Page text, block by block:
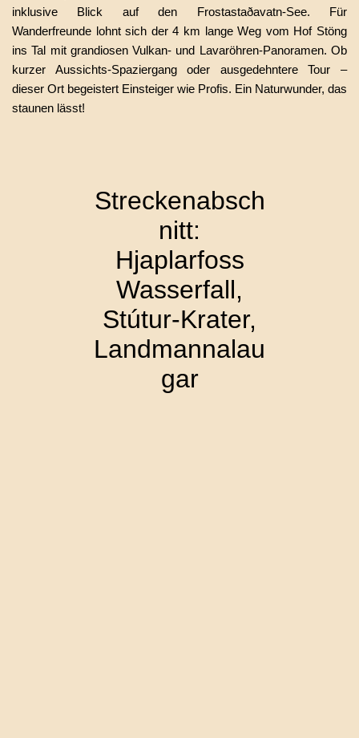
inklusive Blick auf den Frostastaðavatn-See. Für
Wanderfreunde lohnt sich der 4 km lange Weg vom Hof Stöng
ins Tal mit grandiosen Vulkan- und Lavaröhren-Panoramen. Ob
kurzer Aussichts-Spaziergang oder ausgedehntere Tour –
dieser Ort begeistert Einsteiger wie Profis. Ein Naturwunder, das
staunen lässt!
Streckenabsch
nitt:
Hjaplarfoss
Wasserfall,
Stútur-Krater,
Landmannalau
gar